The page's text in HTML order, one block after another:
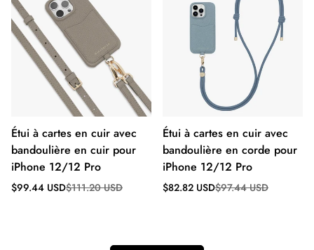
Étui à cartes en cuir avec
bandoulière en cuir pour
iPhone 12/12 Pro
Prix
$99.44 USD
Prix
$111.20 USD
Étui à cartes en cuir avec
bandoulière en corde pour
iPhone 12/12 Pro
Prix
$82.82 USD
Prix
$97.44 USD